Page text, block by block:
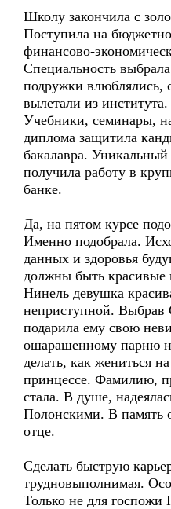
Школу закончила с
Поступила на
финансово-
Специальность
подружки влюблялись,
вылетали из
Учебники, семинары,
диплома защитила
бакалавра.
получила работу в
банке.
Да, на пятом курсе
Именно подобрала.
данных и здоровья
должны быть красивые
Нинель девушка
неприступной. Выбрав
подарила ему свою
ошарашенному парню
делать, как жениться
принцессе. Фамилию,
стала. В душе,
Полонскими. В память
отце.
Сделать быструю
трудновыполнимая.
Только не для госпожи